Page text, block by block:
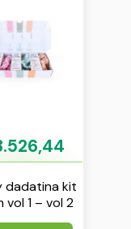
dadatina kit
vol 1 – vol 2
– vol 3